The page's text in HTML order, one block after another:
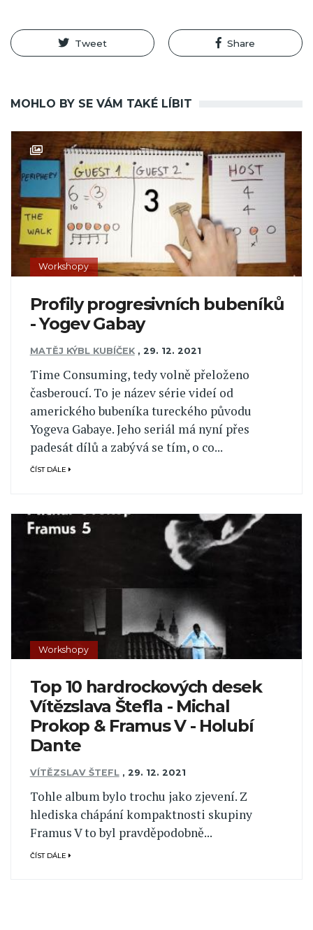
Tweet Share
MOHLO BY SE VÁM TAKÉ LÍBIT
Workshopy
Profily progresivních bubeníků
- Yogev Gabay
MATĚJ KÝBL KUBÍČEK , 29. 12. 2021
Time Consuming, tedy volně přeloženo
časberoucí. To je název série videí od
amerického bubeníka tureckého původu
Yogeva Gabaye. Jeho seriál má nyní přes
padesát dílů a zabývá se tím, o co...
ČÍST DÁLE
Workshopy
Top 10 hardrockových desek
Vítězslava Štefla - Michal
Prokop & Framus V - Holubí
Dante
VÍTĚZSLAV ŠTEFL , 29. 12. 2021
Tohle album bylo trochu jako zjevení. Z
hlediska chápání kompaktnosti skupiny
Framus V to byl pravděpodobně...
ČÍST DÁLE